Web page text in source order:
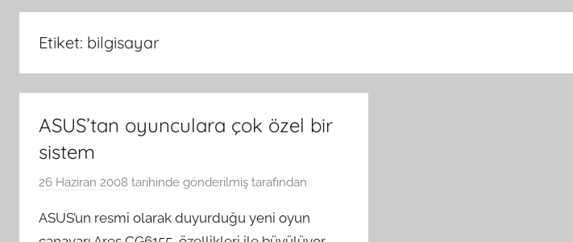
Etiket: bilgisayar
ASUS’tan oyunculara çok özel bir
sistem
26 Haziran 2008 tarihinde gönderilmiş tarafından
ASUS’un resmi olarak duyurduğu yeni oyun